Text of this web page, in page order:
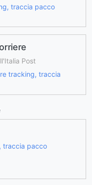
traccia pacco
Post
tracking, traccia
traccia pacco